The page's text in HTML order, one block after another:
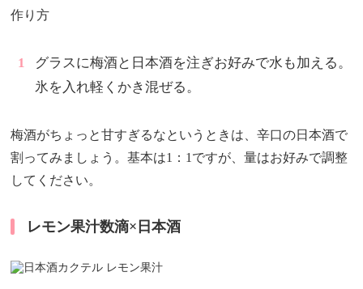
作り方
グラスに梅酒と日本酒を注ぎお好みで水も加える。
氷を入れ軽くかき混ぜる。
梅酒がちょっと甘すぎるなというときは、辛口の日本酒で
割ってみましょう。基本は1：1ですが、量はお好みで調整
してください。
レモン果汁数滴×日本酒